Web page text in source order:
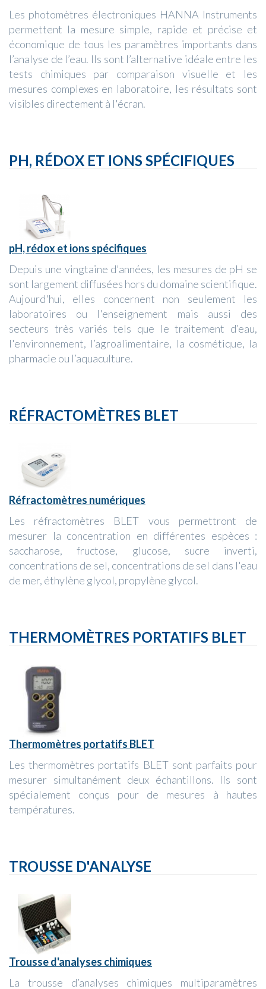
Les photomètres électroniques HANNA Instruments
permettent la mesure simple, rapide et précise et
économique de tous les paramètres importants dans
l’analyse de l’eau. Ils sont l’alternative idéale entre les
tests chimiques par comparaison visuelle et les
mesures complexes en laboratoire, les résultats sont
visibles directement à l'écran.
PH, RÉDOX ET IONS SPÉCIFIQUES
pH, rédox et ions spécifiques
Depuis une vingtaine d'années, les mesures de pH se
sont largement diffusées hors du domaine scientifique.
Aujourd'hui, elles concernent non seulement les
laboratoires ou l'enseignement mais aussi des
secteurs très variés tels que le traitement d’eau,
l'environnement, l’agroalimentaire, la cosmétique, la
pharmacie ou l’aquaculture.
RÉFRACTOMÈTRES BLET
Réfractomètres numériques
Les réfractomètres BLET vous permettront de
mesurer la concentration en différentes espèces :
saccharose, fructose, glucose, sucre inverti,
concentrations de sel, concentrations de sel dans l'eau
de mer, éthylène glycol, propylène glycol.
THERMOMÈTRES PORTATIFS BLET
Thermomètres portatifs BLET
Les thermomètres portatifs BLET sont parfaits pour
mesurer simultanément deux échantillons. Ils sont
spécialement conçus pour de mesures à hautes
températures.
TROUSSE D'ANALYSE
Trousse d'analyses chimiques
La trousse d’analyses chimiques multiparamètres